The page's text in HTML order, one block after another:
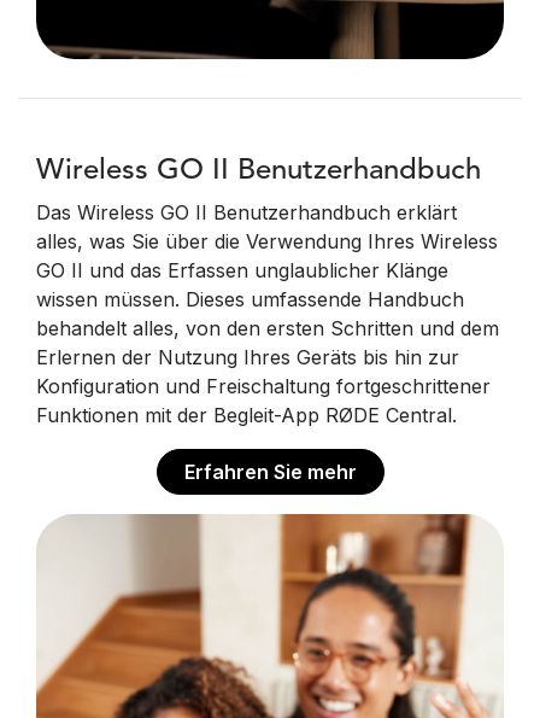
Wireless GO II Benutzerhandbuch
Das Wireless GO II Benutzerhandbuch erklärt
alles, was Sie über die Verwendung Ihres Wireless
GO II und das Erfassen unglaublicher Klänge
wissen müssen. Dieses umfassende Handbuch
behandelt alles, von den ersten Schritten und dem
Erlernen der Nutzung Ihres Geräts bis hin zur
Konfiguration und Freischaltung fortgeschrittener
Funktionen mit der Begleit-App RØDE Central.
Erfahren Sie mehr